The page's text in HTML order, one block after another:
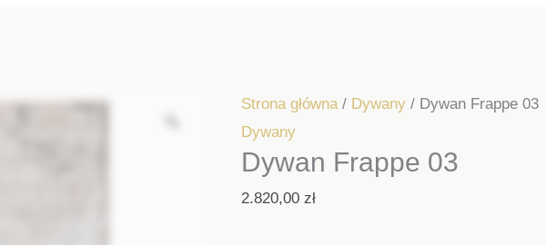
Strona główna/ Dywany/ Dywan Frappe 03
Dywany
Dywan Frappe 03
2.820,00 zł